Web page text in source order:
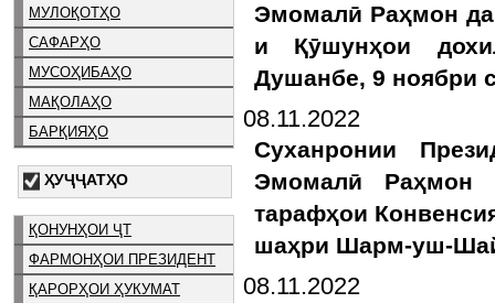
МУЛОҚОТҲО
САФАРҲО
МУСОҲИБАҲО
МАҚОЛАҲО
БАРҚИЯҲО
ҲУҶҶАТҲО
ҚОНУНҲОИ ҶТ
ФАРМОНҲОИ ПРЕЗИДЕНТ
ҚАРОРҲОИ ҲУКУМАТ
Эмомалӣ Раҳмон
и Қӯшунҳои
Душанбе, 9 ноябри
08.11.2022
Суханронии
Эмомалӣ Раҳмон
тарафҳои
шаҳри Шарм-уш-
08.11.2022